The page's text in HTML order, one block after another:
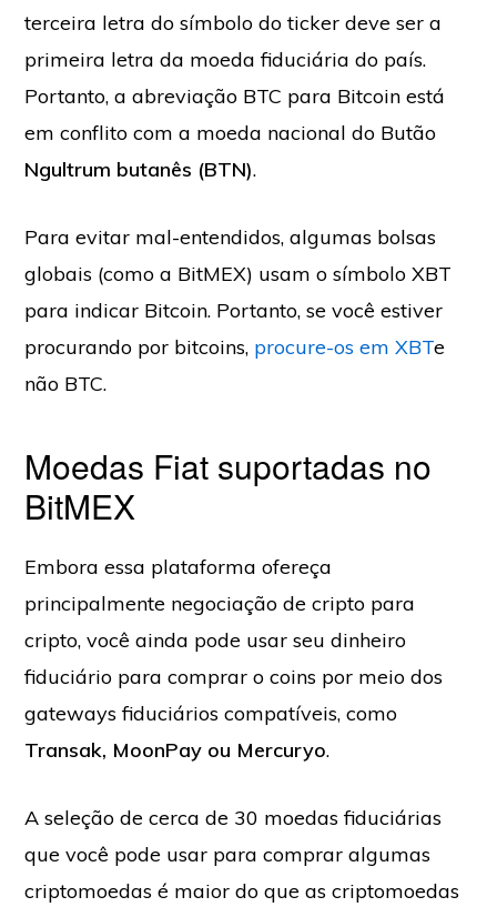
terceira letra do símbolo do ticker deve ser a
primeira letra da moeda fiduciária do país.
Portanto, a abreviação BTC para Bitcoin está
em conflito com a moeda nacional do Butão
Ngultrum butanês (BTN).
Para evitar mal-entendidos, algumas bolsas
globais (como a BitMEX) usam o símbolo XBT
para indicar Bitcoin. Portanto, se você estiver
procurando por bitcoins, procure-os em XBTe
não BTC.
Moedas Fiat suportadas no
BitMEX
Embora essa plataforma ofereça
principalmente negociação de cripto para
cripto, você ainda pode usar seu dinheiro
fiduciário para comprar o coins por meio dos
gateways fiduciários compatíveis, como
Transak, MoonPay ou Mercuryo.
A seleção de cerca de 30 moedas fiduciárias
que você pode usar para comprar algumas
criptomoedas é maior do que as criptomoedas